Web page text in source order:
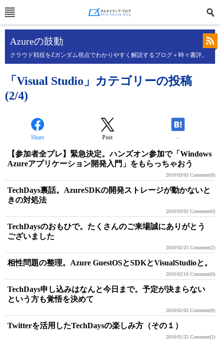
Azureの鼓動
クラウド戦役をZガンダム視点でわかりやすく解説するブログ＋時々書評。
「Visual Studio」カテゴリーの投稿
(2/4)
Share Post -
【参加者全プレ】緊急決定。ハンズオン参加で「Windows
Azureアプリケーション開発入門」をもらっちゃおう
2010/03/03 Comment(0)
TechDays裏話。AzureSDKの開発ストレージが動かないと
きの対処法
2010/03/02 Comment(0)
TechDaysのおもひで。たくさんのご来場誠にありがとう
ございました
2010/02/25 Comment(2)
相性問題の整理。Azure GuestOSとSDKとVisualStudioと。
2010/02/10 Comment(0)
TechDays申し込みはなんと今日まで。予定が決まらない
という方も覚悟を決めて
2010/02/05 Comment(0)
Twitterを活用したTechDaysの楽しみ方（その１）
2010/01/25 Comment(2)